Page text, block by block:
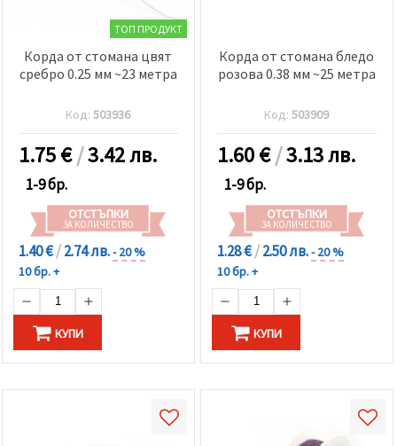
"бисквитки"
и кликнеш
Приеми
всички
Настройки
бисквитките
ТОП ПРОДУКТ
Корда от стомана цвят
сребро 0.25 мм ~23 метра
Код:503936
1.75€/3.42 лв.
1-9 бр.
ОТСТЪПКИ
ЗА КОЛИЧЕСТВО
1.40 €/2.74 лв.- 20 %
10 бр. +
КУПИ
Корда от стомана бледо
розова 0.38 мм ~25 метра
Код:503909
1.60€/3.13 лв.
1-9 бр.
ОТСТЪПКИ
ЗА КОЛИЧЕСТВО
1.28 €/2.50 лв.- 20 %
10 бр. +
КУПИ